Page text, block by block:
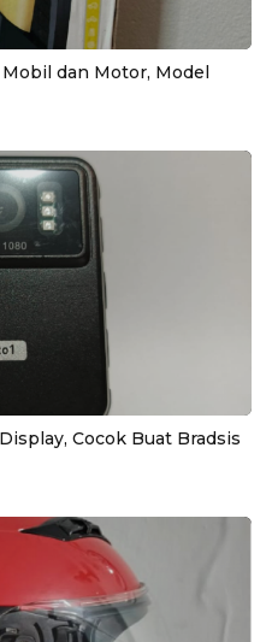
dan Motor, Model
Cocok Buat Bradsis